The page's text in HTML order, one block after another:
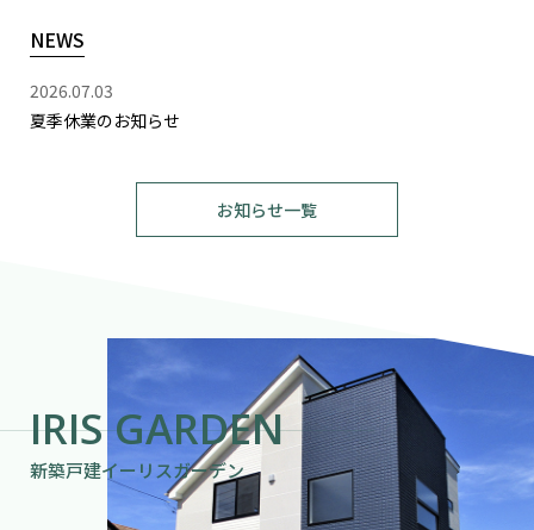
NEWS
2026.07.03
夏季休業のお知らせ
お知らせ一覧
IRIS GARDEN
新築戸建イーリスガーデン